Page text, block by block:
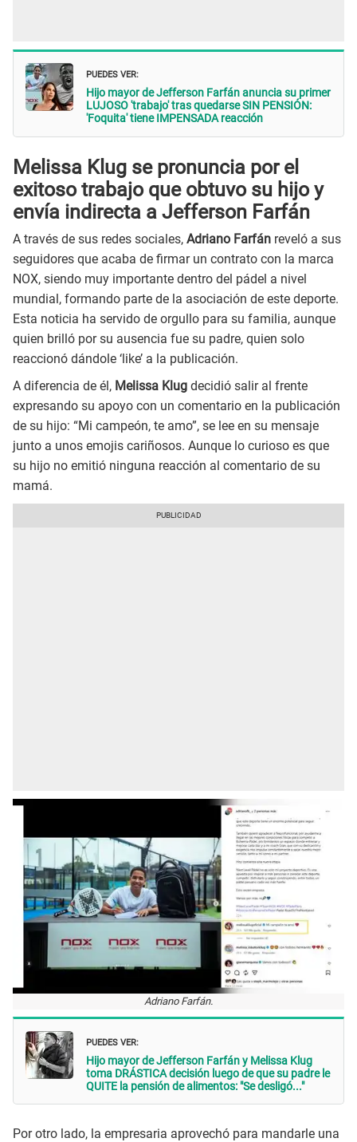
PUEDES VER:
Hijo mayor de Jefferson Farfán anuncia su primer
LUJOSO 'trabajo' tras quedarse SIN PENSIÓN:
'Foquita' tiene IMPENSADA reacción
Melissa Klug se pronuncia por el
exitoso trabajo que obtuvo su hijo y
envía indirecta a Jefferson Farfán
A través de sus redes sociales, Adriano Farfán reveló a sus
seguidores que acaba de firmar un contrato con la marca
NOX, siendo muy importante dentro del pádel a nivel
mundial, formando parte de la asociación de este deporte.
Esta noticia ha servido de orgullo para su familia, aunque
quien brilló por su ausencia fue su padre, quien solo
reaccionó dándole ‘like’ a la publicación.
A diferencia de él, Melissa Klug decidió salir al frente
expresando su apoyo con un comentario en la publicación
de su hijo: “Mi campeón, te amo”, se lee en su mensaje
junto a unos emojis cariñosos. Aunque lo curioso es que
su hijo no emitió ninguna reacción al comentario de su
mamá.
Adriano Farfán.
PUEDES VER:
Hijo mayor de Jefferson Farfán y Melissa Klug
toma DRÁSTICA decisión luego de que su padre le
QUITE la pensión de alimentos: "Se desligó..."
Por otro lado, la empresaria aprovechó para mandarle una